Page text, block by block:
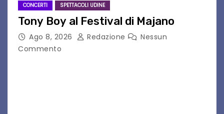
CONCERTI SPETTACOLI UDINE
Tony Boy al Festival di Majano
Ago 8, 2026 Redazione
Nessun
Commento